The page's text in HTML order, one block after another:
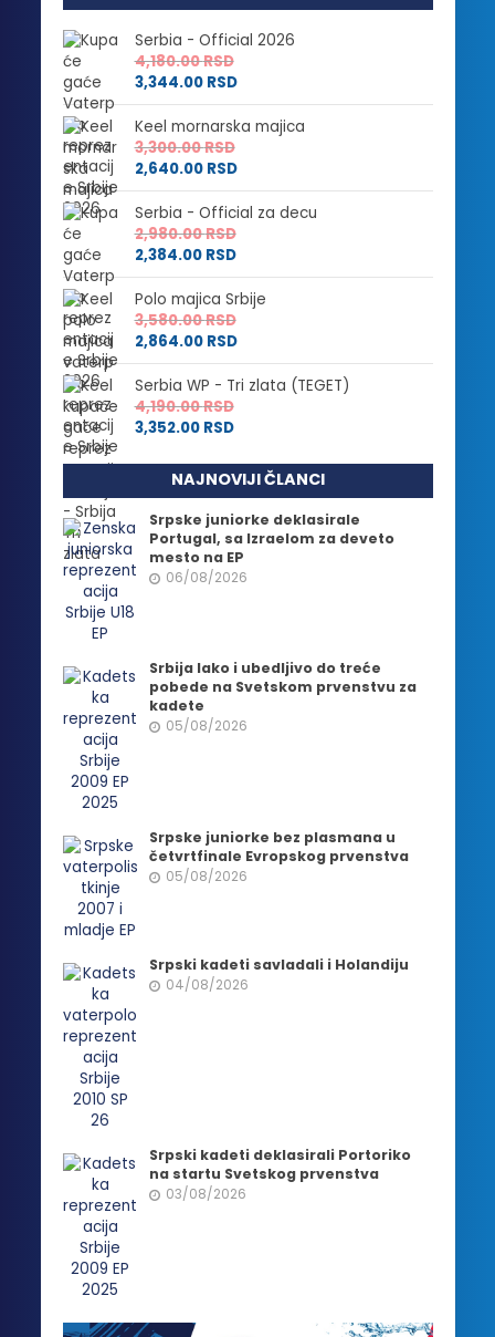
Serbia - Official 2026
4,180.00RSD
3,344.00 RSD
Keel mornarska majica
3,300.00RSD
2,640.00 RSD
Serbia - Official za decu
2,980.00RSD
2,384.00 RSD
Polo majica Srbije
3,580.00RSD
2,864.00 RSD
Serbia WP - Tri zlata (TEGET)
4,190.00RSD
3,352.00 RSD
NAJNOVIJI ČLANCI
Srpske juniorke deklasirale
Portugal, sa Izraelom za deveto
mesto na EP
06/08/2026
Srbija lako i ubedljivo do treće
pobede na Svetskom prvenstvu za
kadete
05/08/2026
Srpske juniorke bez plasmana u
četvrtfinale Evropskog prvenstva
05/08/2026
Srpski kadeti savladali i Holandiju
04/08/2026
Srpski kadeti deklasirali Portoriko
na startu Svetskog prvenstva
03/08/2026